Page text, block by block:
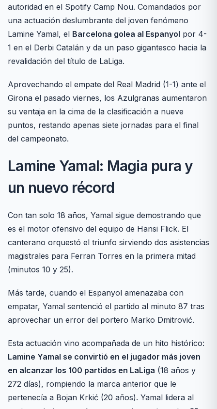
autoridad en el Spotify Camp Nou. Comandados por
una actuación deslumbrante del joven fenómeno
Lamine Yamal, el Barcelona golea al Espanyol por 4-
1 en el Derbi Catalán y da un paso gigantesco hacia la
revalidación del título de LaLiga.
Aprovechando el empate del Real Madrid (1-1) ante el
Girona el pasado viernes, los Azulgranas aumentaron
su ventaja en la cima de la clasificación a nueve
puntos, restando apenas siete jornadas para el final
del campeonato.
Lamine Yamal: Magia pura y
un nuevo récord
Con tan solo 18 años, Yamal sigue demostrando que
es el motor ofensivo del equipo de Hansi Flick. El
canterano orquestó el triunfo sirviendo dos asistencias
magistrales para Ferran Torres en la primera mitad
(minutos 10 y 25).
Más tarde, cuando el Espanyol amenazaba con
empatar, Yamal sentenció el partido al minuto 87 tras
aprovechar un error del portero Marko Dmitrović.
Esta actuación vino acompañada de un hito histórico:
Lamine Yamal se convirtió en el jugador más joven
en alcanzar los 100 partidos en LaLiga (18 años y
272 días), rompiendo la marca anterior que le
pertenecía a Bojan Krkić (20 años). Yamal lidera al